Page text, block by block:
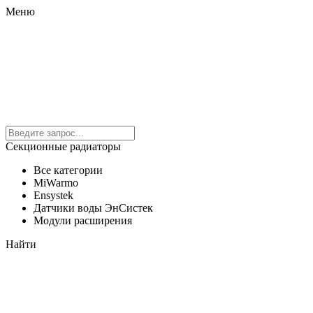
Меню
Секционные радиаторы
Все категории
MiWarmo
Ensystek
Датчики воды ЭнСистек
Модули расширения
Найти